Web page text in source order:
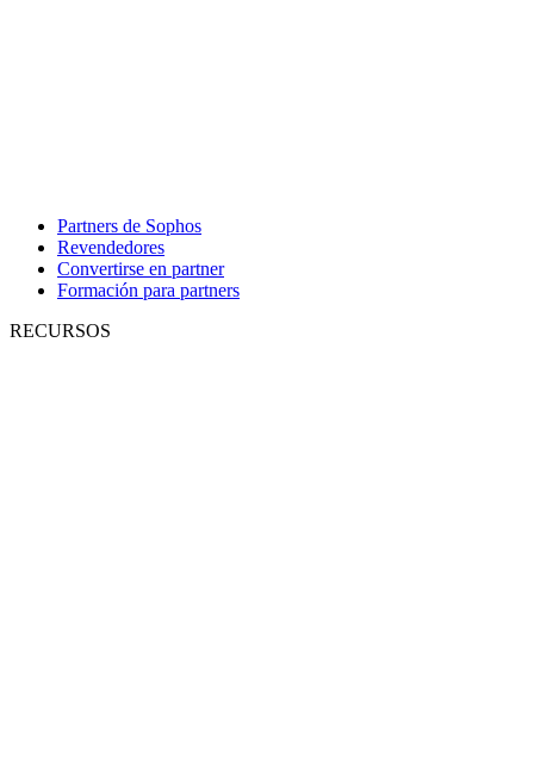
Partners de Sophos
Revendedores
Convertirse en partner
Formación para partners
RECURSOS